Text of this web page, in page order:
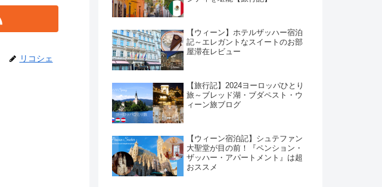
リコシェ
【ウィーン】ホテルザッハー宿泊
記～エレガントなスイートのお部
屋滞在レビュー
【旅行記】2024ヨーロッパひとり
旅～ブレッド湖・ブダペスト・ウ
ィーン旅ブログ
【ウィーン宿泊記】シュテファン
大聖堂が目の前！『ペンション・
ザッハー・アパートメント』は超
おススメ